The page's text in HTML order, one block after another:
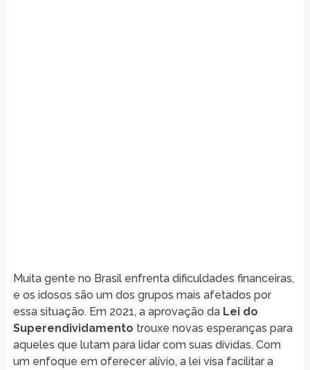
Muita gente no Brasil enfrenta dificuldades financeiras,
e os idosos são um dos grupos mais afetados por
essa situação. Em 2021, a aprovação da Lei do
Superendividamento trouxe novas esperanças para
aqueles que lutam para lidar com suas dívidas. Com
um enfoque em oferecer alívio, a lei visa facilitar a